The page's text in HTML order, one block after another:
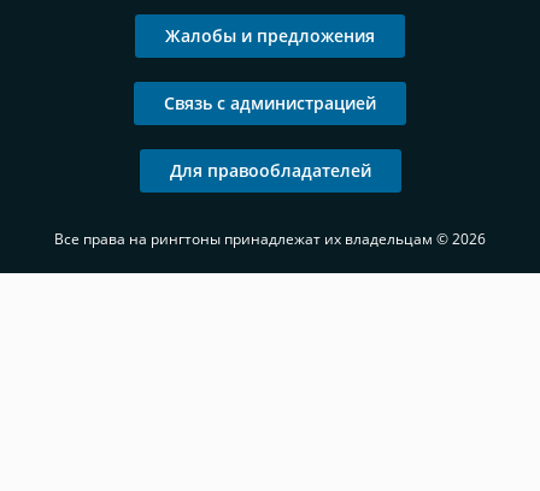
Жалобы и предложения
Связь с администрацией
Для правообладателей
Все права на рингтоны принадлежат их владельцам © 2026